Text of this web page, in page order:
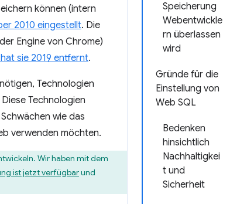
Speicherung
Webentwickle
rn überlassen
wird
Gründe für die
Einstellung von
Web SQL
Bedenken
hinsichtlich
Nachhaltigkei
t und
Sicherheit
können (intern
2010 eingestellt. Die
Engine von Chrome)
sie 2019 entfernt.
Technologien
Technologien
wie das
verwenden möchten.
Wir haben mit dem
ist jetzt verfügbarund